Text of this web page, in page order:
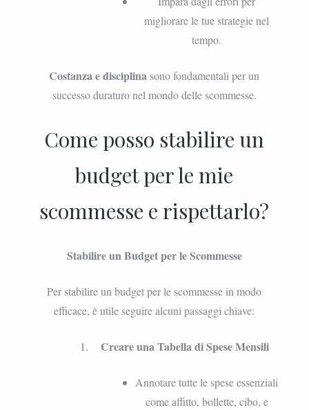
migliorare le tue strategie nel
tempo.
Costanza e disciplina sono fondamentali per un
successo duraturo nel mondo delle scommesse.
Come posso stabilire un
budget per le mie
scommesse e rispettarlo?
Stabilire un Budget per le Scommesse
Per stabilire un budget per le scommesse in modo
efficace, è utile seguire alcuni passaggi chiave:
Creare una Tabella di Spese Mensili
Annotare tutte le spese essenziali
come affitto, bollette, cibo, e